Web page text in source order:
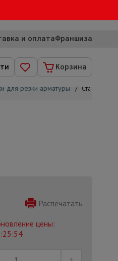
и оплатаФраншиза
Корзина
для резки арматуры / Станок
Распечатать
цены: